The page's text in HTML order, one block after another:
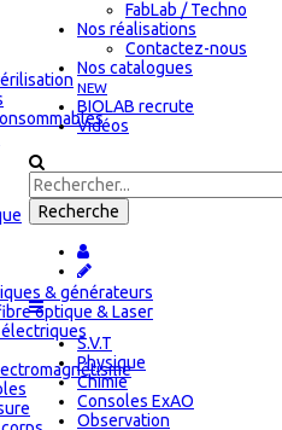
FabLab / Techno
Nos réalisations
Contactez-nous
Nos catalogues
NEW
BIOLAB recrute
Vidéos
S.V.T
Physique
Chimie
Consoles ExAO
Observation
& générateurs
optique & Laser